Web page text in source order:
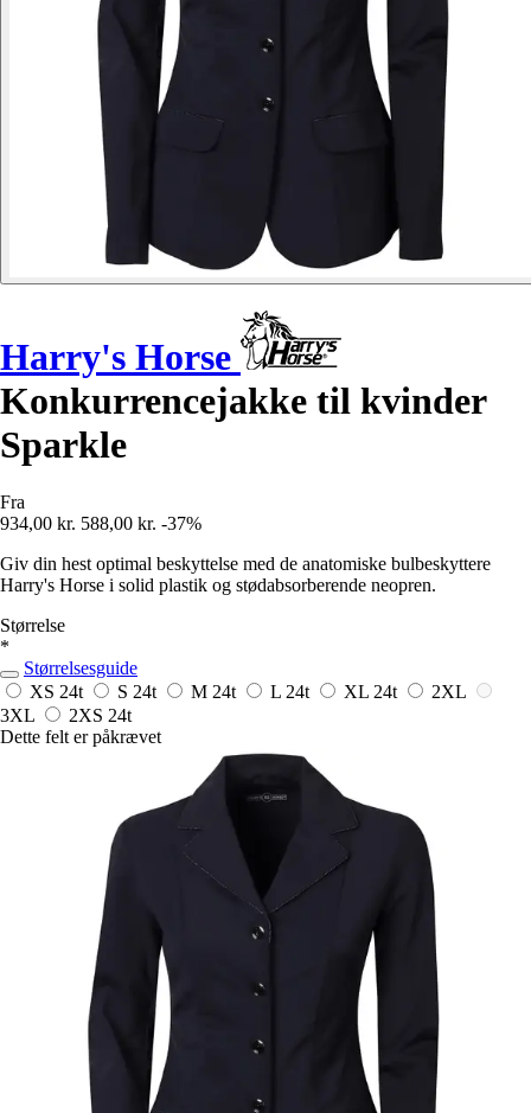
Harry's Horse
Konkurrencejakke til kvinder
Sparkle
Fra
934,00 kr. 588,00 kr. -37%
Giv din hest optimal beskyttelse med de anatomiske bulbeskyttere
Harry's Horse i solid plastik og stødabsorberende neopren.
Størrelse
*
Størrelsesguide
XS 24t S 24t M 24t L 24t XL 24t
2XL
3XL
2XS 24t
Dette felt er påkrævet